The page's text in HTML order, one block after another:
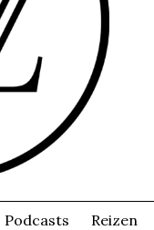
Podcasts Reizen